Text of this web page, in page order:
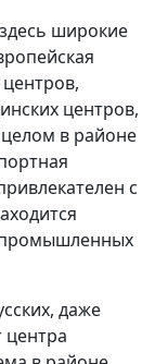
широкие
центров,
в районе
с
даже
центра